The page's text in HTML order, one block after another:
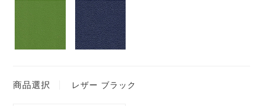
商品選択 レザー ブラック